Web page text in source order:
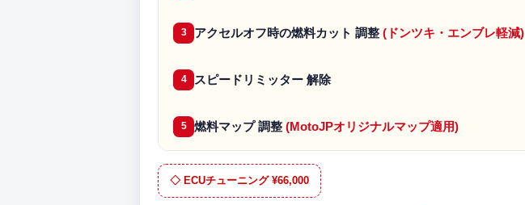
3 アクセルオフ時の燃料カット 調整 (ドンツキ・エンブレ軽減)
4 スピードリミッター 解除
5 燃料マップ 調整 (MotoJPオリジナルマップ適用)
◇ ECUチューニング ¥66,000